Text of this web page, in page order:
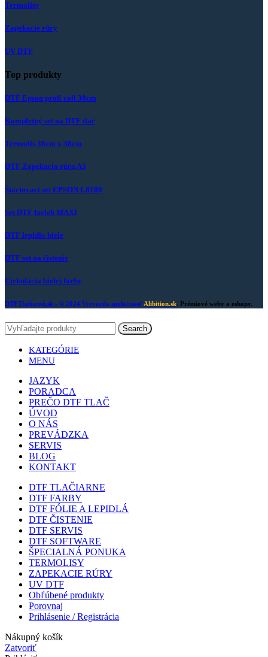
Termolisy
Zapekacie rúry
UV DTF
Top produkty
DTF Epson profi roll 30cm
Kompletný set na DTF tlač
Termolis 38cm x 38cm
DTF Zapekacia rúra A3
Štartovací set EPSON L8180
Set DTF farieb MAXI
DTF lepidlo biele
DTF set na čistenie
Cirkulácia bielej farby
DTFTlačiareň.sk - © 2024 Vytvorila spoločnosťAlibition.sk. Prémiové weby a eshopy.
Search
KATEGÓRIE
MENU
JAZYK
PORADCA
PREČO DTF TLAČ
ÚVOD
O NÁS
PREVÁDZKA
SERVIS
BLOG
KONTAKT
DTF TLAČIARNE
DTF FARBY
DTF FÓLIE A LEPIDLÁ
DTF ČISTENIE
DTF SERVIS
DTF SOFTWARE
ŠPECIALNÁ PONUKA
TERMOLISY
ZAPEKACIE RÚRY
UV DTF
Obľúbené produkty
Porovnaj
Prihlásenie / Registrácia
Nákupný košík
Zatvoriť